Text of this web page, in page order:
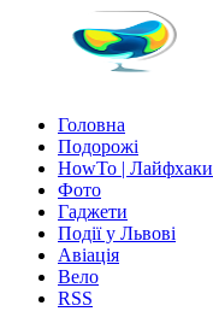
Головна
Подорожі
HowTo | Лайфхаки
Фото
Гаджети
Події у Львові
Авіація
Вело
RSS